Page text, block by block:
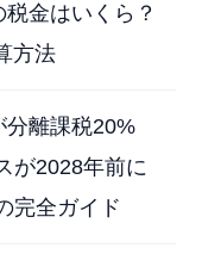
税金はいくら？
方法
分離課税20%
が2028年前に
完全ガイド